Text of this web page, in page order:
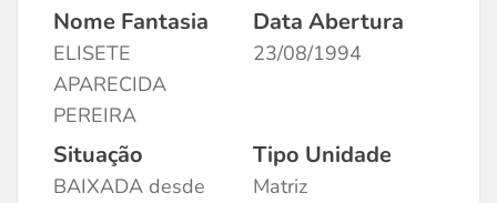
Nome Fantasia
ELISETE
APARECIDA
PEREIRA
Data Abertura
23/08/1994
Situação
BAIXADA desde
Tipo Unidade
Matriz